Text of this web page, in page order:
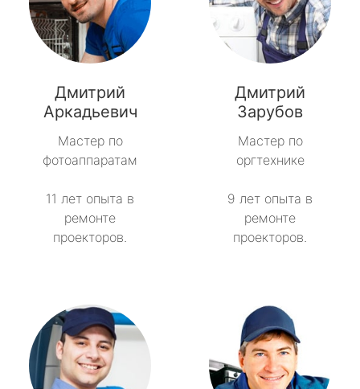
Дмитрий
Аркадьевич
Мастер по
фотоаппаратам
11 лет опыта в
ремонте
проекторов.
Дмитрий
Зарубов
Мастер по
оргтехнике
9 лет опыта в
ремонте
проекторов.